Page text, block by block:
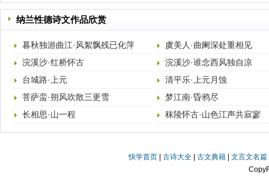
纳兰性德诗文作品欣赏
暮秋独游曲江·风絮飘残已化萍
虞美人·曲阑深处重相见
浣溪沙·红桥怀古
浣溪沙·谁念西风独自凉
台城路·上元
清平乐·上元月蚀
菩萨蛮·朔风吹散三更雪
梦江南·昏鸦尽
长相思·山一程
秣陵怀古·山色江声共寂寥
快学首页 |古诗大全 |古文典籍 |文言文名篇